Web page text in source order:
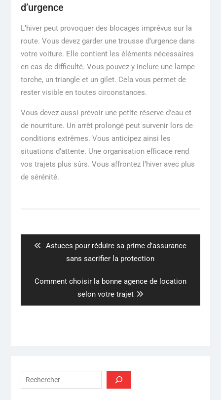
d’urgence
L’hiver peut provoquer des blocages imprévus sur la
route. Vous devez garder une trousse d’urgence dans
votre voiture. Elle contient les éléments nécessaires
en cas de difficulté. Vous pouvez y inclure une lampe
torche, un triangle et un gilet. Cela vous permet de
rester visible en toutes circonstances.
Vous devez aussi prévoir une petite réserve d’eau et
de nourriture. Un arrêt prolongé peut survenir lors de
conditions extrêmes. Vous anticipez ainsi les
situations d’attente. Une organisation efficace rend
vos trajets plus sûrs. Vous affrontez l’hiver avec plus
de sérénité.
l’articlePrevious
Astuces pour réduire sa prime d’assurance
sans sacrifier la protection
Next
Comment choisir la bonne agence de location
selon votre trajet
Rechercher